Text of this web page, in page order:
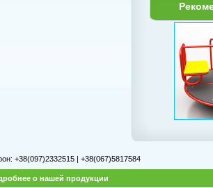
+38(097)2332515 | +38(067)5817584
о нашей продукции